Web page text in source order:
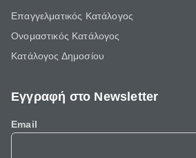
Επαγγελματικός Κατάλογος
Ονομαστικός Κατάλογος
Κατάλογος Δημοσίου
Εγγραφή στο Newsletter
Email